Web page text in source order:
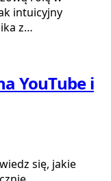
intuicyjny
z…
YouTube i
się, jakie